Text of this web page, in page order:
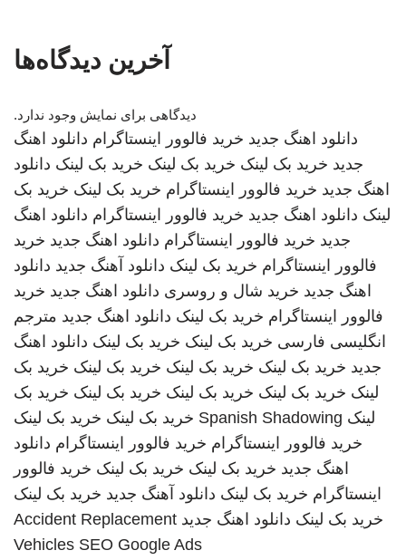
آخرین دیدگاه‌ها
دیدگاهی برای نمایش وجود ندارد.
دانلود اهنگ جدید خرید فالوور اینستاگرام دانلود اهنگ
جدید خرید بک لینک خرید بک لینک خرید بک لینک دانلود
اهنگ جدید خرید فالوور اینستاگرام خرید بک لینک خرید بک
لینک دانلود اهنگ جدید خرید فالوور اینستاگرام دانلود اهنگ
جدید خرید فالوور اینستاگرام دانلود اهنگ جدید خرید
فالوور اینستاگرام خرید بک لینک دانلود آهنگ جدید دانلود
اهنگ جدید خرید شال و روسری دانلود اهنگ جدید خرید
فالوور اینستاگرام خرید بک لینک دانلود اهنگ جدید مترجم
انگلیسی فارسی خرید بک لینک خرید بک لینک دانلود اهنگ
جدید خرید بک لینک خرید بک لینک خرید بک لینک خرید بک
لینک خرید بک لینک خرید بک لینک خرید بک لینک خرید بک
لینک Spanish Shadowing خرید بک لینک خرید بک لینک
خرید فالوور اینستاگرام خرید فالوور اینستاگرام دانلود
اهنگ جدید خرید بک لینک خرید بک لینک خرید فالوور
اینستاگرام خرید بک لینک دانلود آهنگ جدید خرید بک لینک
خرید بک لینک دانلود اهنگ جدید Accident Replacement
Vehicles SEO Google Ads